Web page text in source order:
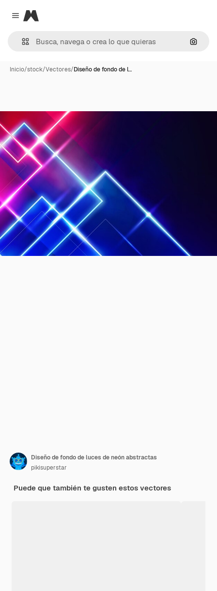
Close menu
Magnific
Inicio/stock/Vectores/Diseño de fondo de l…
Diseño de fondo de luces de neón abstractas
pikisuperstar
Puede que también te gusten estos vectores